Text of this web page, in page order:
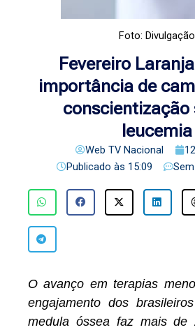
Foto: Divulgação
Fevereiro
importância de
conscientização
leucemia
Web TV Nacional
Publicado às 15:09
O avanço em terapias
engajamento dos
medula óssea faz mais de